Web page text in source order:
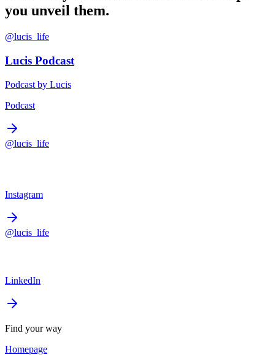
you unveil them.
@lucis_life
Lucis Podcast
Podcast by Lucis
Podcast
@lucis_life
Instagram
@lucis_life
LinkedIn
Find your way
Homepage